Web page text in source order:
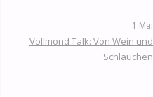
1 Mai
Vollmond Talk: Von Wein und
Schläuchen